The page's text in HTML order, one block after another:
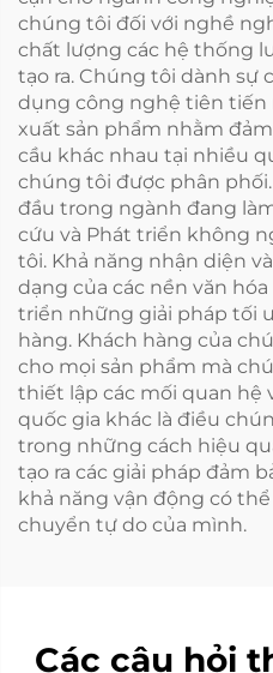
chúng tôi đối với nghề
chất lượng các hệ thống
tạo ra. Chúng tôi dành sự
dụng công nghệ tiên tiến
xuất sản phẩm nhằm
cầu khác nhau tại nhiều
chúng tôi được phân
đầu trong ngành đang
cứu và Phát triển không
tôi. Khả năng nhận diện
dạng của các nền văn
triển những giải pháp tối
hàng. Khách hàng của
cho mọi sản phẩm mà
thiết lập các mối quan hệ
quốc gia khác là điều
trong những cách hiệu
tạo ra các giải pháp đảm
khả năng vận động có
chuyển tự do của mình.
Các câu hỏi